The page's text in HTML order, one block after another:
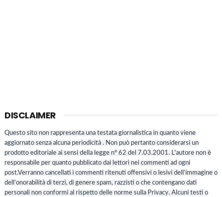
DISCLAIMER
Questo sito non rappresenta una testata giornalistica in quanto viene
aggiornato senza alcuna periodicità . Non può pertanto considerarsi un
prodotto editoriale ai sensi della legge n° 62 del 7.03.2001. L'autore non è
responsabile per quanto pubblicato dai lettori nei commenti ad ogni
post.Verranno cancellati i commenti ritenuti offensivi o lesivi dell’immagine o
dell’onorabilità di terzi, di genere spam, razzisti o che contengano dati
personali non conformi al rispetto delle norme sulla Privacy. Alcuni testi o